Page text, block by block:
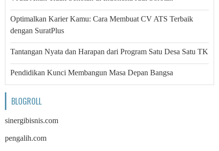
Optimalkan Karier Kamu: Cara Membuat CV ATS Terbaik
dengan SuratPlus
Tantangan Nyata dan Harapan dari Program Satu Desa Satu TK
Pendidikan Kunci Membangun Masa Depan Bangsa
BLOGROLL
sinergibisnis.com
pengalih.com